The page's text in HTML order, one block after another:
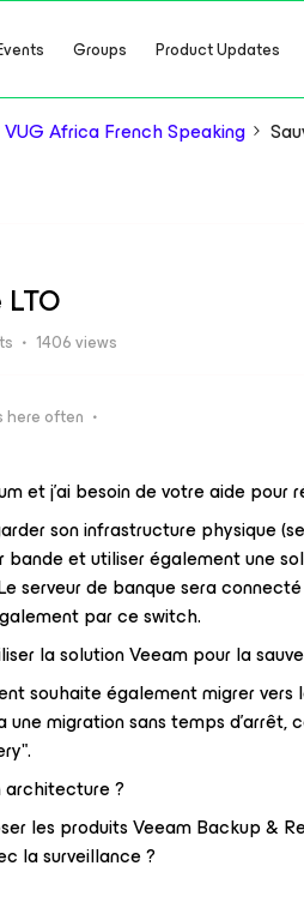
Groups Product Updates
VUG Africa French Speaking
1406 views
here often
et j'ai besoin de votre aide pour
son infrastructure physique
bande et utiliser également une
serveur de banque sera
par ce switch.
la solution Veeam pour la
souhaite également migrer
migration sans temps d'arrêt,
architecture ?
les produits Veeam Backup &
la surveillance ?